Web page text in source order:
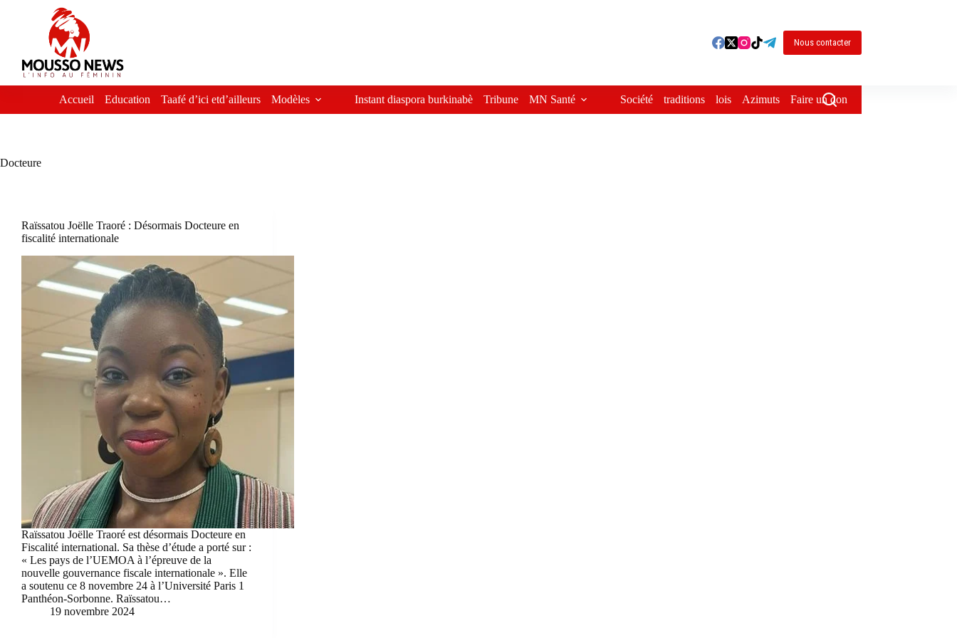
Nous contacter
Accueil Education Taafé d’ici etd’ailleurs Modèles Instant diaspora burkinabè Tribune MN Santé Société traditions lois Azimuts Faire un don
Docteure
Raïssatou Joëlle Traoré : Désormais Docteure en
fiscalité internationale
Raïssatou Joëlle Traoré est désormais Docteure en
Fiscalité international. Sa thèse d’étude a porté sur :
« Les pays de l’UEMOA à l’épreuve de la
nouvelle gouvernance fiscale internationale ». Elle
a soutenu ce 8 novembre 24 à l’Université Paris 1
Panthéon-Sorbonne. Raïssatou…
19 novembre 2024